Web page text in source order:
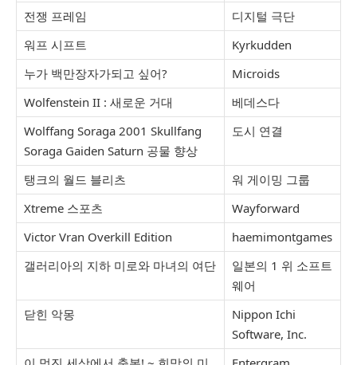
전쟁 프레임
디지털 극단
워프 시프트
Kyrkudden
누가 백만장자가되고 싶어?
Microids
Wolfenstein II : 새로운 거대
베데스다
Wolffang Soraga 2001 Skullfang
Soraga Gaiden Saturn 공물 향상
도시 연결
탱크의 월드 블리츠
워 게이밍 그룹
Xtreme 스포츠
Wayforward
Victor Vran Overkill Edition
haemimontgames
갤러리아의 지하 미로와 마녀의 여단
일본의 1 위 소프트
웨어
닫힌 악몽
Nippon Ichi
Software, Inc.